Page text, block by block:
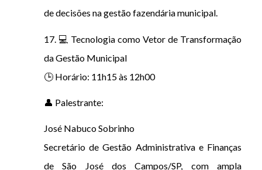
de decisões na gestão fazendária municipal.
17. 💻 Tecnologia como Vetor de Transformação
da Gestão Municipal
🕒 Horário: 11h15 às 12h00
👤 Palestrante:
José Nabuco Sobrinho
Secretário de Gestão Administrativa e Finanças
de São José dos Campos/SP, com ampla